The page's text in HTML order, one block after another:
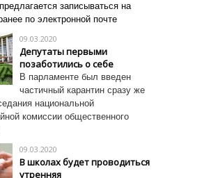
записываться на
по электронной почте
09.03.2020
Депутаты первыми
позаботились о себе
В парламенте был введен
частичный карантин сразу же
национальной
комиссии общественного
09.03.2020
В школах будет проводиться
утренняя